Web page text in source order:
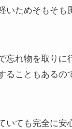
いためそもそも
忘れ物を取りに
ることもあるの
いても完全に安